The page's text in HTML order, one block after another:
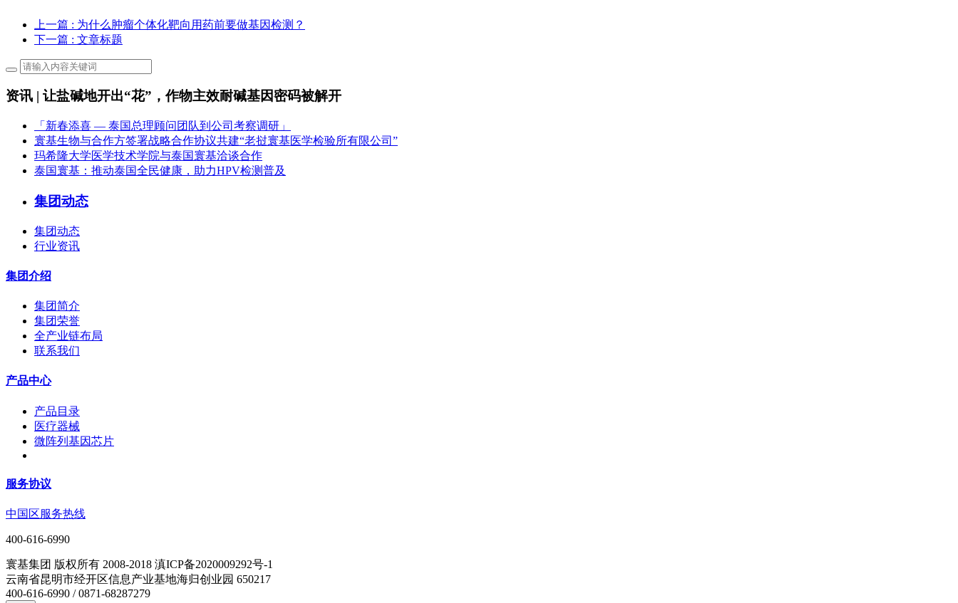
上一篇 : 为什么肿瘤个体化靶向用药前要做基因检测？
下一篇 : 文章标题
资讯 | 让盐碱地开出“花”，作物主效耐碱基因密码被解开
「新春添喜 — 泰国总理顾问团队到公司考察调研」
寰基生物与合作方签署战略合作协议共建“老挝寰基医学检验所有限公司”
玛希隆大学医学技术学院与泰国寰基洽谈合作
泰国寰基：推动泰国全民健康，助力HPV检测普及
集团动态
集团动态
行业资讯
集团介绍
集团简介
集团荣誉
全产业链布局
联系我们
产品中心
产品目录
医疗器械
微阵列基因芯片
服务协议
中国区服务热线
400-616-6990
寰基集团 版权所有 2008-2018 滇ICP备2020009292号-1
云南省昆明市经开区信息产业基地海归创业园 650217
400-616-6990 / 0871-68287279